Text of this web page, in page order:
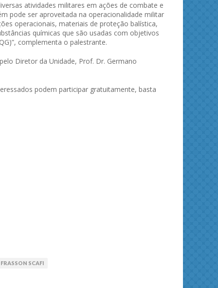
atividades militares em ações de combate e
pode ser aproveitada na operacionalidade militar
operacionais, materiais de proteção balística,
químicas que são usadas com objetivos
complementa o palestrante.
Diretor da Unidade, Prof. Dr. Germano
podem participar gratuitamente, basta
SCAFI